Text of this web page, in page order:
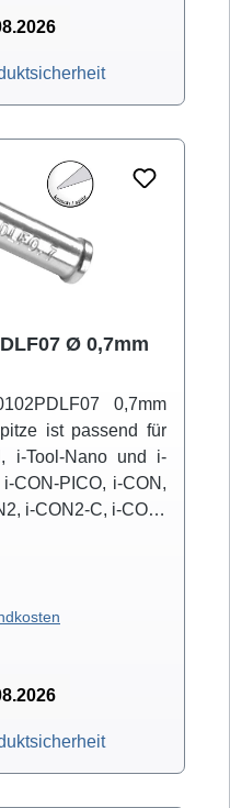
Ø 0,7mm
0,7mm
ist passend für
i-Tool-Nano und i-
CON-PICO, i-CON,
i-CON2-C, i-CON-